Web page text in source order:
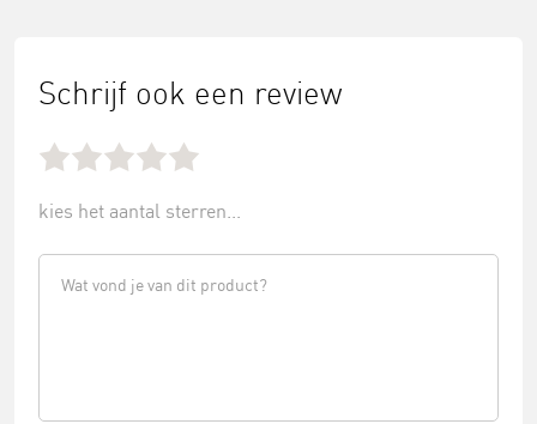
Schrijf ook een review
kies het aantal sterren...